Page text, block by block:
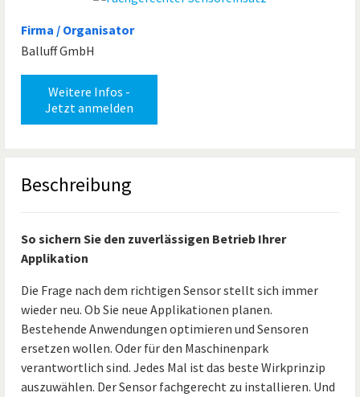
Firma / Organisator
Balluff GmbH
Weitere Infos -
Jetzt anmelden
Beschreibung
So sichern Sie den zuverlässigen Betrieb Ihrer
Applikation
Die Frage nach dem richtigen Sensor stellt sich immer
wieder neu. Ob Sie neue Applikationen planen.
Bestehende Anwendungen optimieren und Sensoren
ersetzen wollen. Oder für den Maschinenpark
verantwortlich sind. Jedes Mal ist das beste Wirkprinzip
auszuwählen. Der Sensor fachgerecht zu installieren. Und